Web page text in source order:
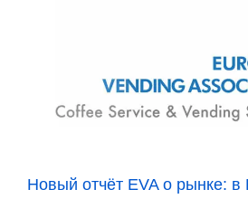
Новый отчёт EVA о рынке: в